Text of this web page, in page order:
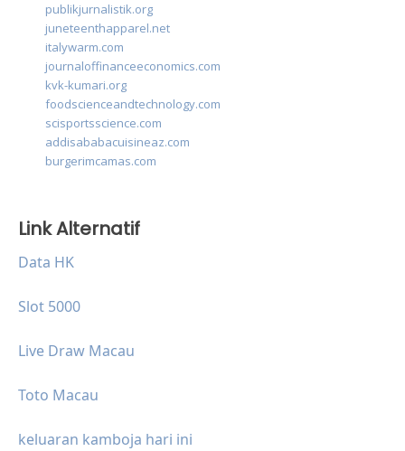
publikjurnalistik.org
juneteenthapparel.net
italywarm.com
journaloffinanceeconomics.com
kvk-kumari.org
foodscienceandtechnology.com
scisportsscience.com
addisababacuisineaz.com
burgerimcamas.com
Link Alternatif
Data HK
Slot 5000
Live Draw Macau
Toto Macau
keluaran kamboja hari ini